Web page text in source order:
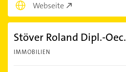
Webseite
Stöver Roland Dipl.-Oec.
IMMOBILIEN